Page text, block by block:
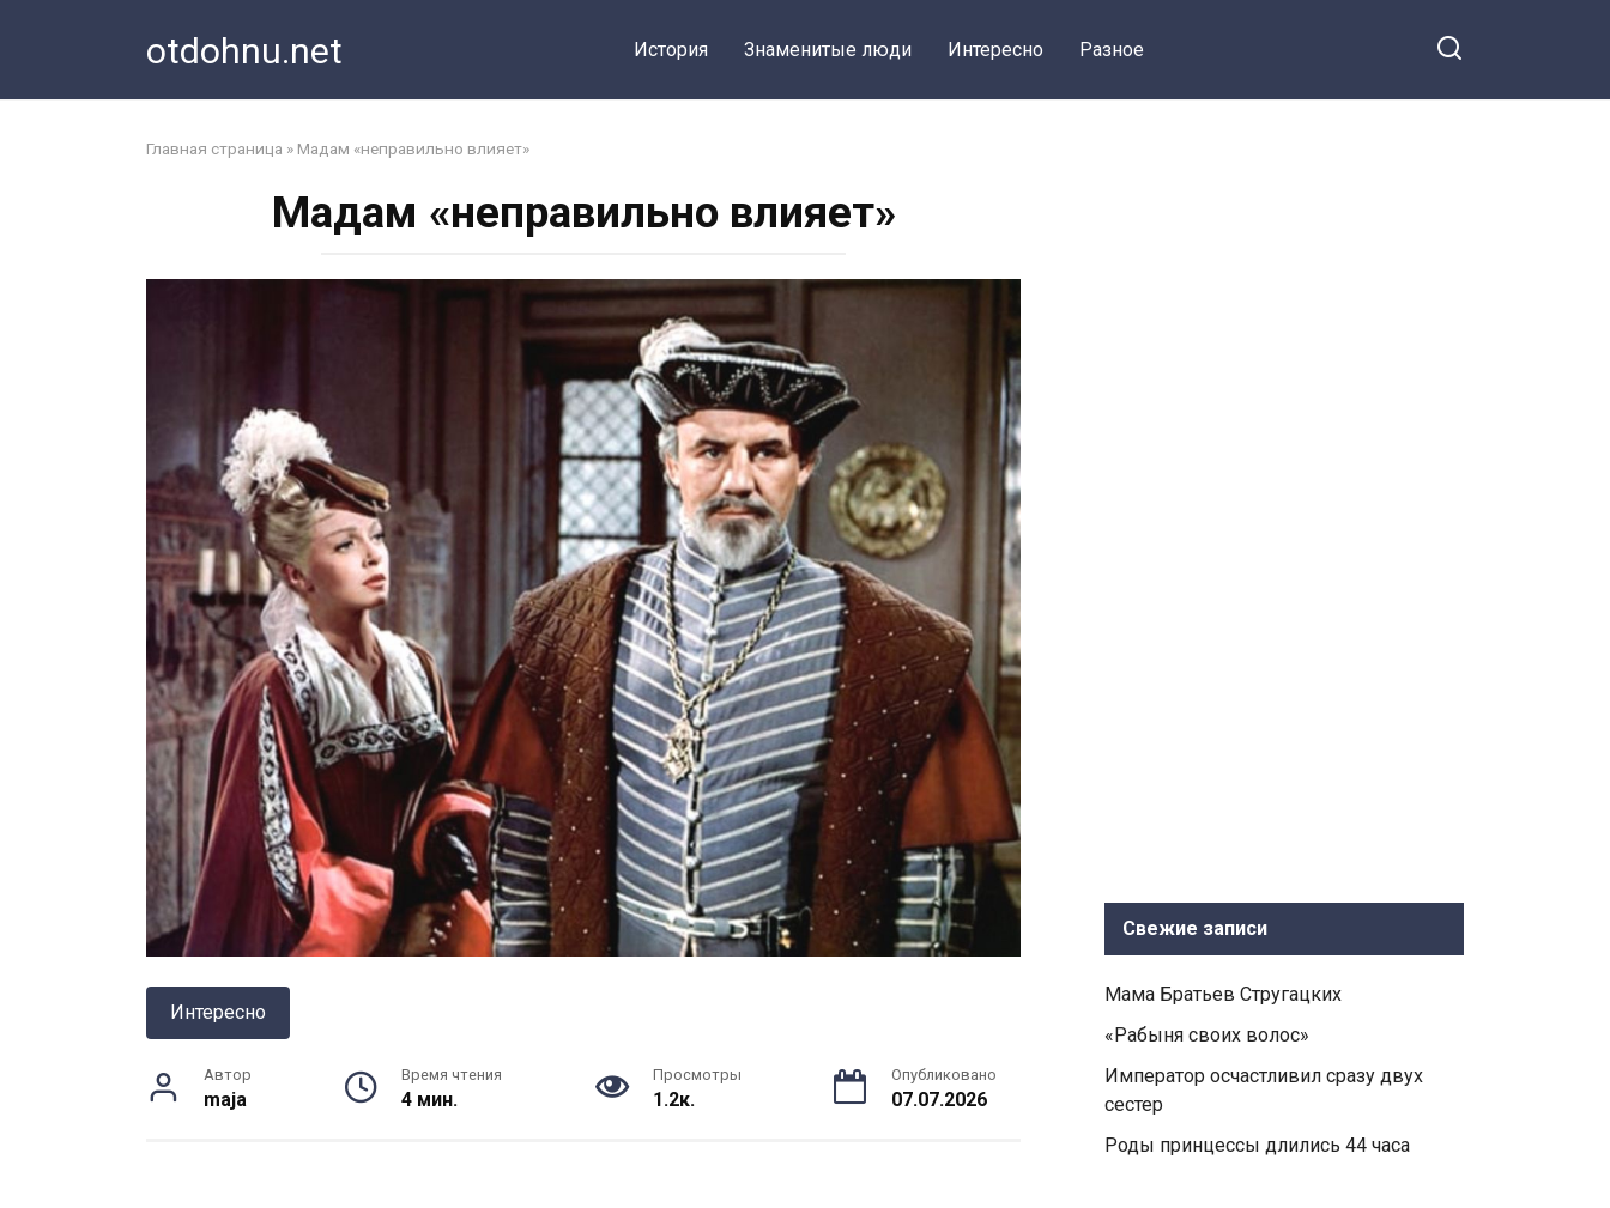
otdohnu.net История Знаменитые люди Интересно Разное
Главная страница » Мадам «неправильно влияет»
Мадам «неправильно влияет»
Интересно
Автор
maja
Время чтения
4 мин.
Просмотры
1.2к.
Опубликовано
07.07.2026
Свежие записи
Мама Братьев Стругацких
«Рабыня своих волос»
Император осчастливил сразу двух
сестер
Роды принцессы длились 44 часа